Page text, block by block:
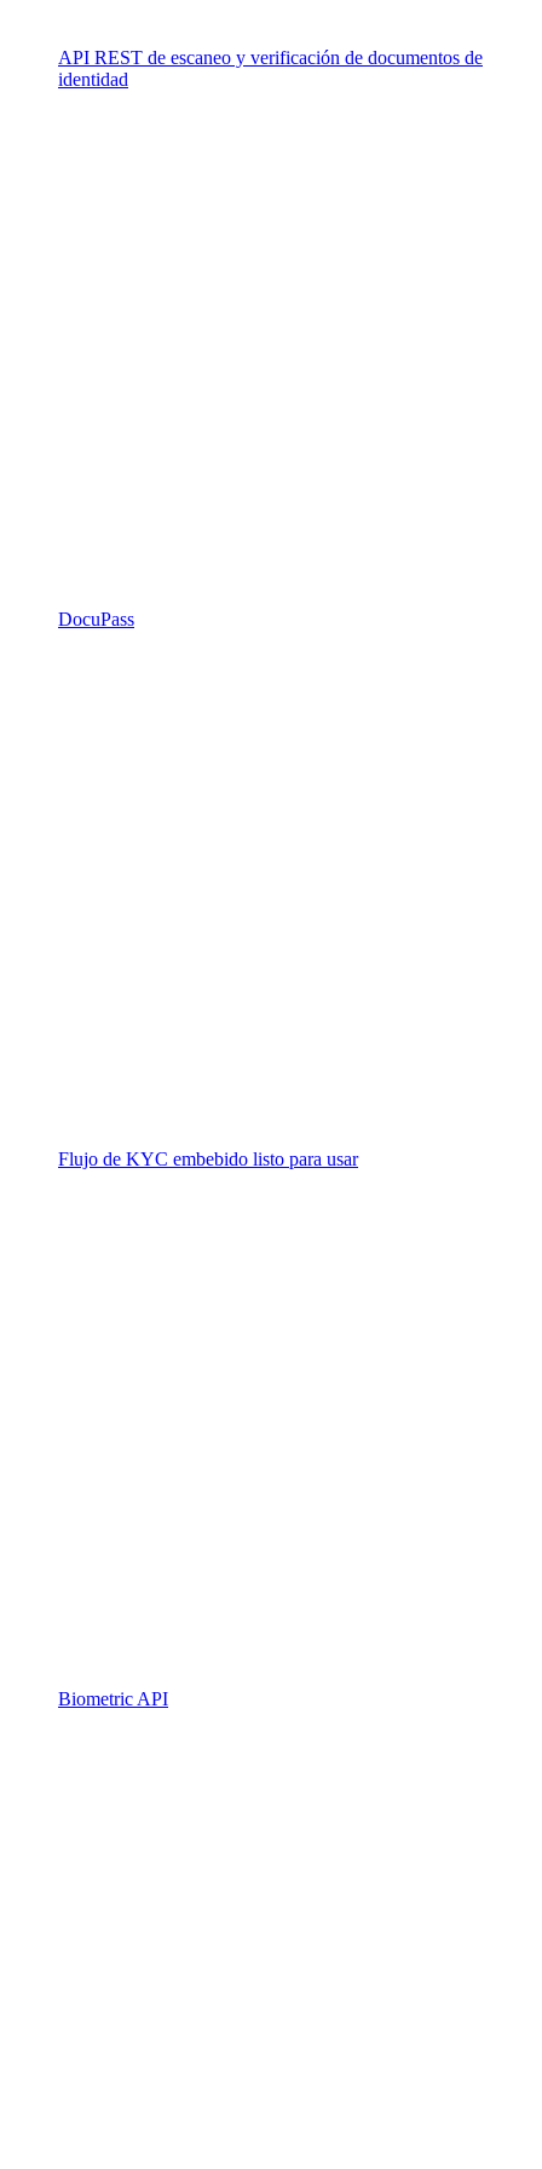
API REST de escaneo y verificación de documentos de
identidad
DocuPass
Flujo de KYC embebido listo para usar
Biometric API